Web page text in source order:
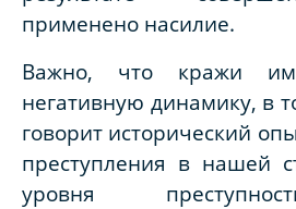
применено насилие.
Важно, что кражи
негативную динамику, в
говорит исторический
преступления в нашей
уровня